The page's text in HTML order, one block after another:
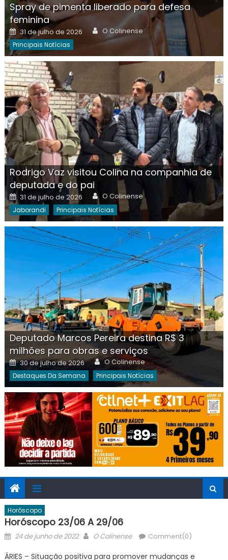
Spray de pimenta liberado para defesa
feminina
Posted
on
31 de julho de 2026 Author
O Colinense
Principais Notícias
Rodrigo Vaz visitou Colina na companhia de
deputada e do pai
Posted
on
31 de julho de 2026 Author
O Colinense
Jaborandi Principais Notícias
Deputado Marcos Pereira destina R$ 3
milhões para obras e serviços
Posted
on
30 de julho de 2026 Author
O Colinense
Destaques Da Semana Principais Notícias
Horóscopo
Horóscopo 23/06 A 29/06
Posted
24 de junho de 2022 Author
O Colinense Comment(0)
ÁRIES – Situação positiva para promover mudanças e